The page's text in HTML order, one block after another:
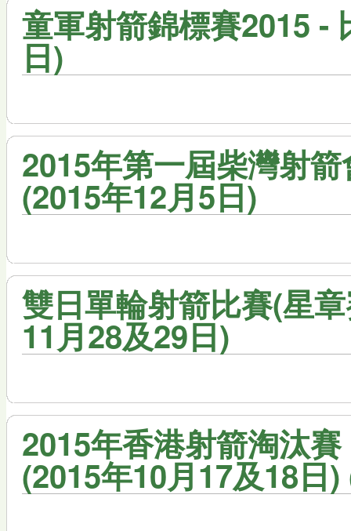
童軍射箭錦標賽2015 -
日)
2015年第一屆柴灣射
(2015年12月5日)
雙日單輪射箭比賽(星
11月28及29日)
2015年香港射箭淘汰
(2015年10月17及18日